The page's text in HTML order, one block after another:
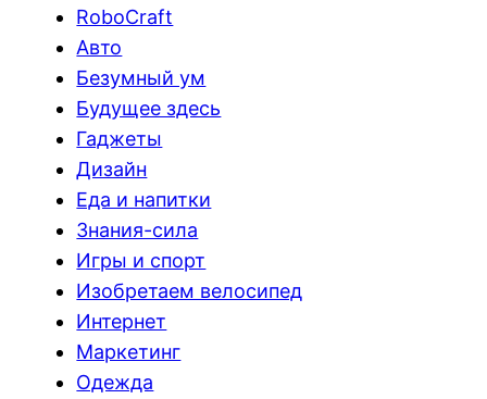
RoboCraft
Авто
Безумный ум
Будущее здесь
Гаджеты
Дизайн
Еда и напитки
Знания-сила
Игры и спорт
Изобретаем велосипед
Интернет
Маркетинг
Одежда